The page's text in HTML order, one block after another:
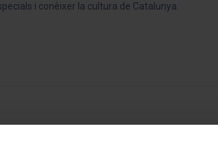
i conèixer la cultura de Catalunya.